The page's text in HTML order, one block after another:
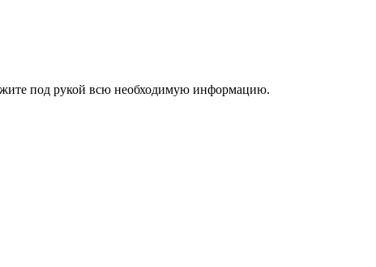
под рукой всю необходимую информацию.